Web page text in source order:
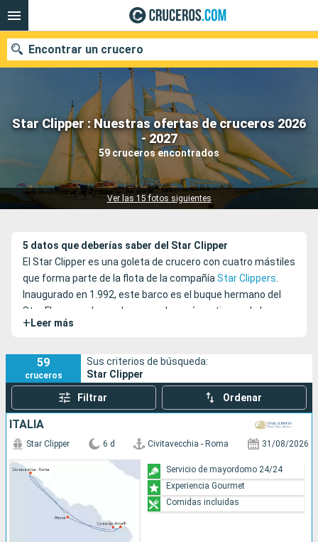
Star Clipper : Nuestras ofertas de cruceros 2026
- 2027
59 cruceros encontrados
Ver las 15 fotos siguientes
Encontrar un crucero
Nuestros destinos
Fecha de salida
Puertos Compañías
5 datos que deberías saber del Star Clipper
El Star Clipper es una goleta de crucero con cuatro mástiles
que forma parte de la flota de la compañíaStar Clippers.
Inaugurado en 1.992, este barco es el buque hermano del
Star Flyer y, ambos veleros son los más antiguos de la
naviera. El Star Clipper entró en servicio un año después que
+ Leer más
59
cruceros
Sus criterios de búsqueda:
Star Clipper
Filtrar Ordenar
ITALIA
Star Clipper 6 d Civitavecchia - Roma 31/08/2026
Servicio de mayordomo 24/24
Experiencia Gourmet
Comidas incluidas